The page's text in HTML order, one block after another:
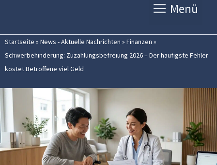
Menü
Startseite » News - Aktuelle Nachrichten » Finanzen »
Schwerbehinderung: Zuzahlungsbefreiung 2026 – Der häufigste Fehler
kostet Betroffene viel Geld